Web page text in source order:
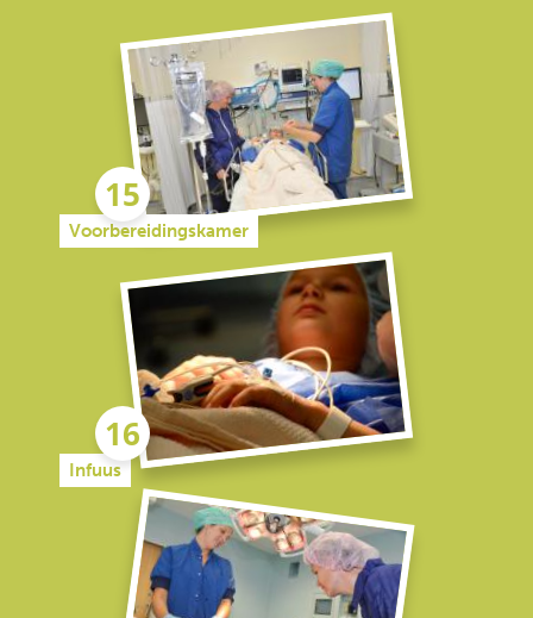
Voorbereidingskamer
Infuus